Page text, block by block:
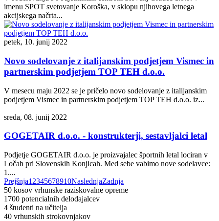
imenu SPOT svetovanje Koroška, v sklopu njihovega letnega
akcijskega načrta...
petek, 10. junij 2022
Novo sodelovanje z italijanskim podjetjem Vismec in
partnerskim podjetjem TOP TEH d.o.o.
V mesecu maju 2022 se je pričelo novo sodelovanje z italijanskim
podjetjem Vismec in partnerskim podjetjem TOP TEH d.o.o. iz...
sreda, 08. junij 2022
GOGETAIR d.o.o. - konstrukterji, sestavljalci letal
Podjetje GOGETAIR d.o.o. je proizvajalec športnih letal lociran v
Ločah pri Slovenskih Konjicah. Med sebe vabimo nove sodelavce:
1....
Prejšnja1 2345678910NaslednjaZadnja
50 kosov vrhunske raziskovalne opreme
1700 potencialnih delodajalcev
4 študenti na učitelja
40 vrhunskih strokovnjakov